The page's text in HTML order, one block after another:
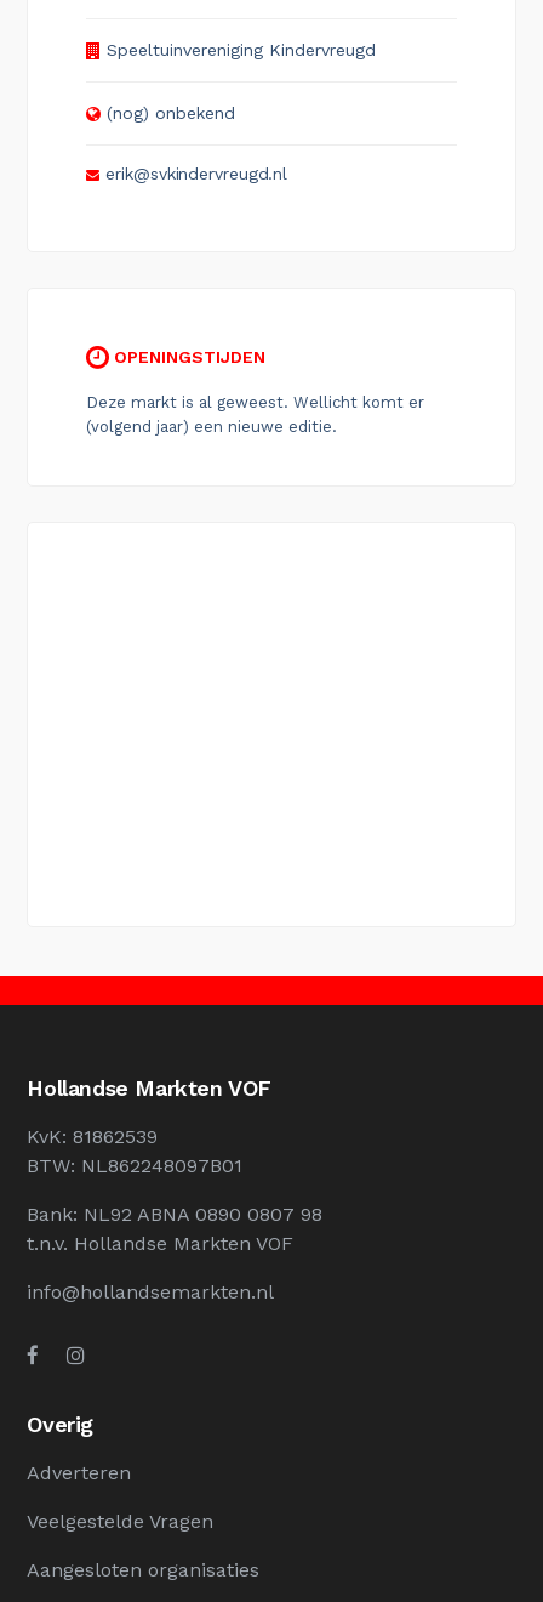
Speeltuinvereniging Kindervreugd
(nog) onbekend
erik@svkindervreugd.nl
OPENINGSTIJDEN
Deze markt is al geweest. Wellicht komt er
(volgend jaar) een nieuwe editie.
Hollandse Markten VOF
KvK: 81862539
BTW: NL862248097B01
Bank: NL92 ABNA 0890 0807 98
t.n.v. Hollandse Markten VOF
info@hollandsemarkten.nl
Overig
Adverteren
Veelgestelde Vragen
Aangesloten organisaties